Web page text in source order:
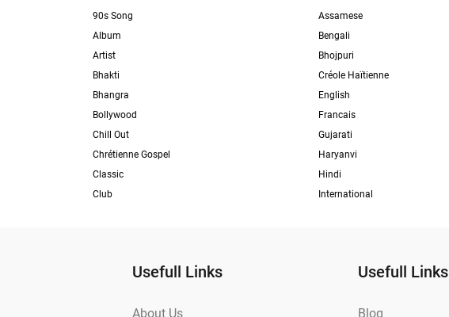
90s Song
Album
Artist
Bhakti
Bhangra
Bollywood
Chill Out
Chrétienne Gospel
Classic
Club
Assamese
Bengali
Bhojpuri
Créole Haïtienne
English
Francais
Gujarati
Haryanvi
Hindi
International
Usefull Links
About Us
Usefull Links
Blog